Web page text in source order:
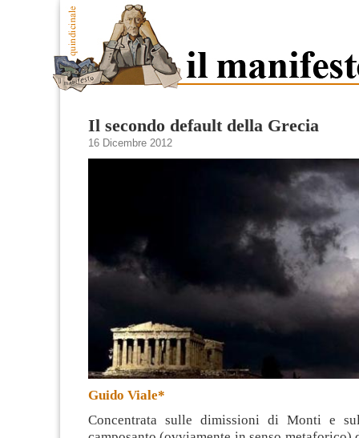
Il secondo default della Grecia
16 Dicembre 2012
Guido Viale*
Concentrata sulle dimissioni di Monti e